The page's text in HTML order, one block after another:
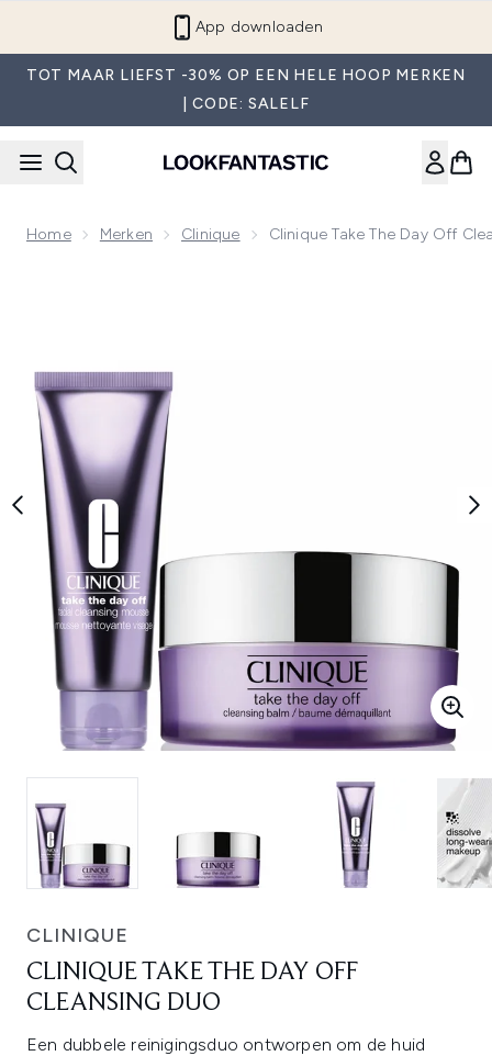
App downloaden
TOT MAAR LIEFST -30% OP EEN HELE HOOP MERKEN
| CODE: SALELF
Home Merken Clinique Clinique Take The Day Off
CLINIQUE
CLINIQUE TAKE THE DAY OFF
CLEANSING DUO
Een dubbele reinigingsduo ontworpen om de huid